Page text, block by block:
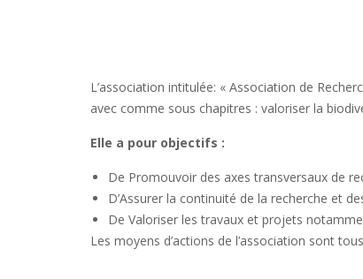
L’association intitulée: « Association de
avec comme sous chapitres : valoriser la
Elle a pour objectifs :
De Promouvoir des axes transversaux de
D’Assurer la continuité de la recherche et
De Valoriser les travaux et projets
Les moyens d’actions de l’association sont